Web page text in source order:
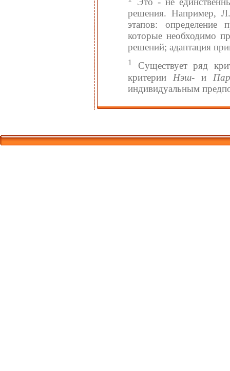
решения. Например, Л.
этапов: определение
которые необходимо
решений; адаптация
1
Существует ряд
критерии Нэш- и
индивидуальным